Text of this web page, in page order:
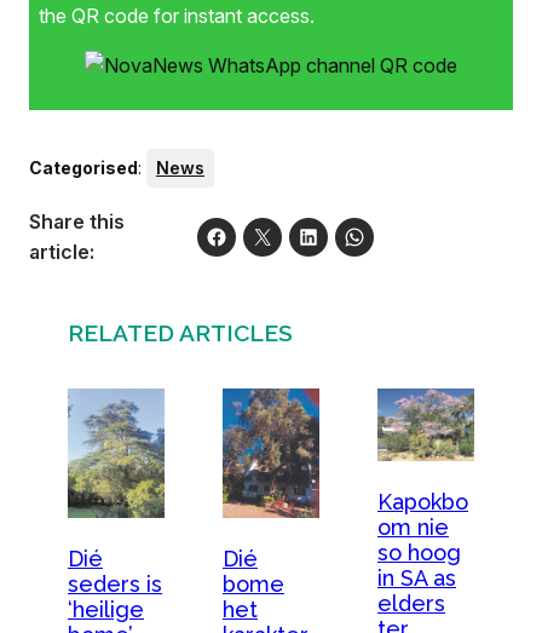
the QR code for instant access.
Categorised: News
Share this
article:
RELATED ARTICLES
Dié
seders is
‘heilige
Dié
bome
het
Kapokbo
om nie
so hoog
in SA as
elders